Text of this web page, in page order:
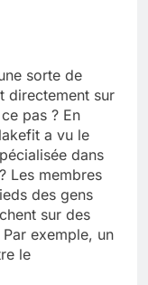
sorte de
directement sur
pas ? En
a vu le
dans
Les membres
des gens
sur des
exemple, un
le